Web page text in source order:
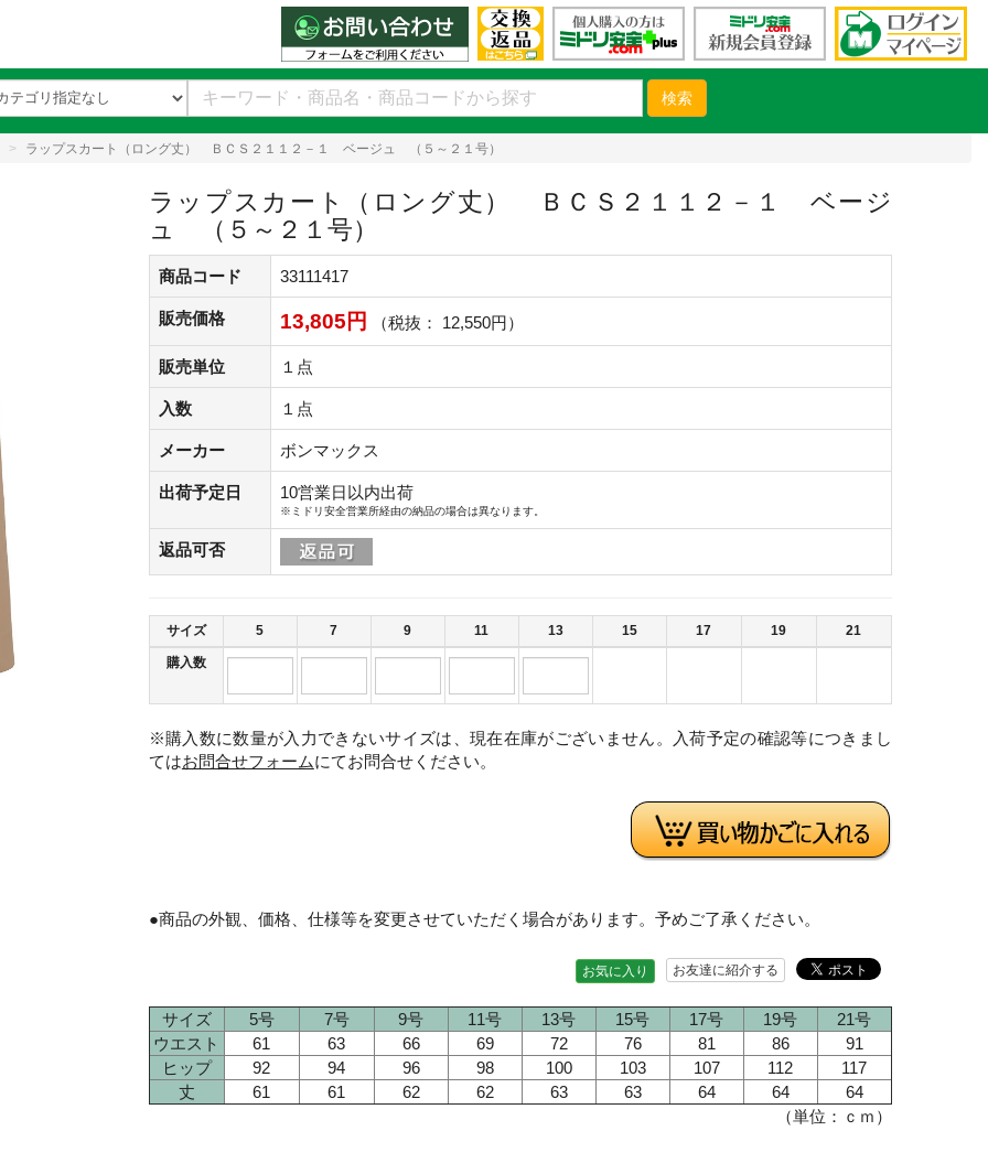
検索
ラップスカート（ロング丈） ＢＣＳ２１１２－１ ベージュ （５～２１号）
ラップスカート（ロング丈） ＢＣＳ２１１２－１ ベージ
ュ （５～２１号）
商品コード 33111417
販売価格 13,805円 （税抜： 12,550円）
販売単位 １点
入数 １点
メーカー ボンマックス
出荷予定日 10営業日以内出荷
※ミドリ安全営業所経由の納品の場合は異なります。
返品可否
サイズ 5 7 9 11 13 15 17 19 21
購入数
※購入数に数量が入力できないサイズは、現在在庫がございません。入荷予定の確認等につきまし
てはお問合せフォームにてお問合せください。
●商品の外観、価格、仕様等を変更させていただく場合があります。予めご了承ください。
お友達に紹介する
お気に入り
サイズ 5号 7号 9号 11号 13号 15号 17号 19号
21号
ウエスト
61 63 66 69 72 76 81 86
91
ヒップ
92 94 96 98 100 103 107 112
117
丈
61 61 62 62 63 63 64 64
64
（単位：ｃｍ）